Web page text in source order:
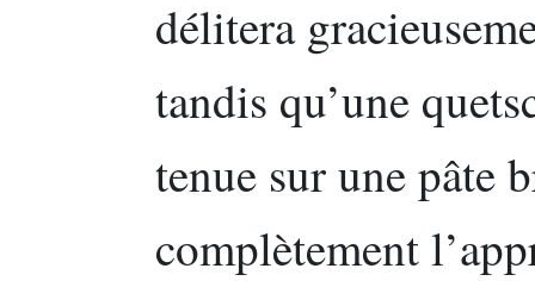
délitera
tandis qu’une
tenue sur une pâte
complètement